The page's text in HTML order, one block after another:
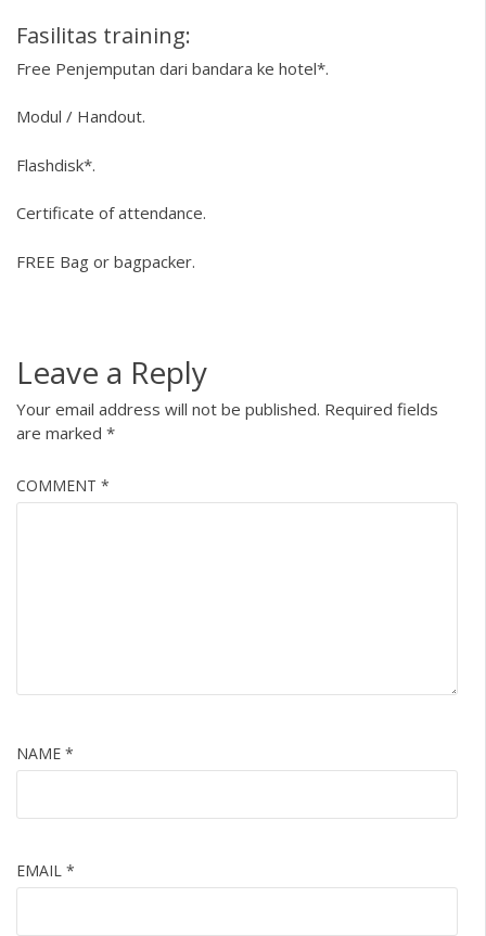
Fasilitas training:
Free Penjemputan dari bandara ke hotel*.
Modul / Handout.
Flashdisk*.
Certificate of attendance.
FREE Bag or bagpacker.
Leave a Reply
Your email address will not be published. Required fields
are marked *
COMMENT *
NAME *
EMAIL *